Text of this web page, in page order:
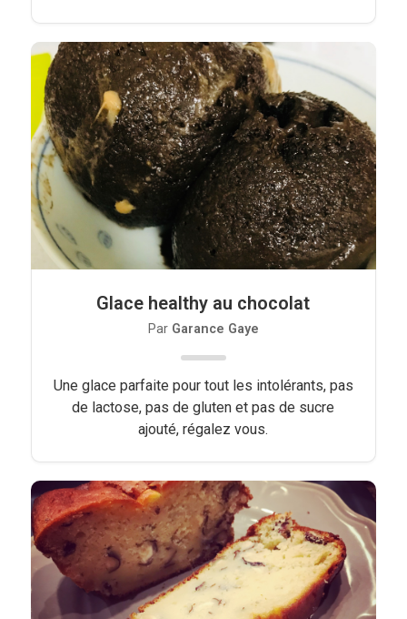
Glace healthy au chocolat
Par Garance Gaye
Une glace parfaite pour tout les intolérants, pas
de lactose, pas de gluten et pas de sucre
ajouté, régalez vous.